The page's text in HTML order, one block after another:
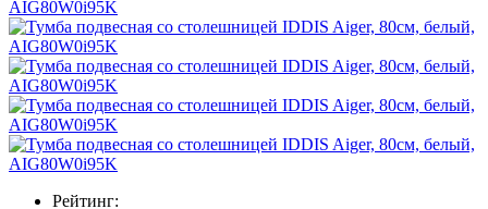
Рейтинг: